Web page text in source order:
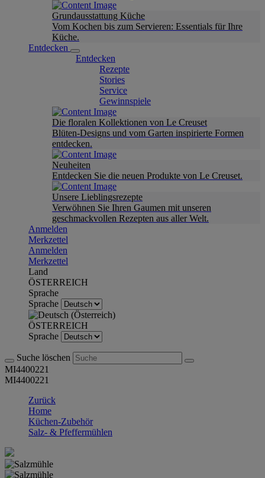
Grundausstattung Küche
Vom Kochen bis zum Servieren: Essentials für Ihre
Küche.
Entdecken
Entdecken
Rezepte
Stories
Service
Gewinnspiele
Die floralen Kollektionen von Le Creuset
Blüten-Designs und vom Garten inspirierte Formen
entdecken.
Neuheiten
Entdecken Sie die neuen Produkte von Le Creuset.
Unsere Lieblingsrezepte
Verwöhnen Sie Ihren Gaumen mit unseren
geschmackvollen Rezepten aus aller Welt.
Anmelden
Merkzettel
Anmelden
Merkzettel
Land
ÖSTERREICH
Sprache
Sprache
ÖSTERREICH
Sprache
Suche löschen
MI4400221
MI4400221
Zurück
Home
Küchen-Zubehör
Salz- & Pfeffermühlen